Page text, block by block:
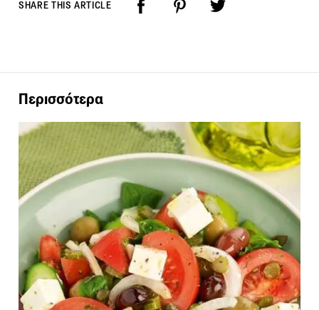
SHARE THIS ARTICLE
Περισσότερα